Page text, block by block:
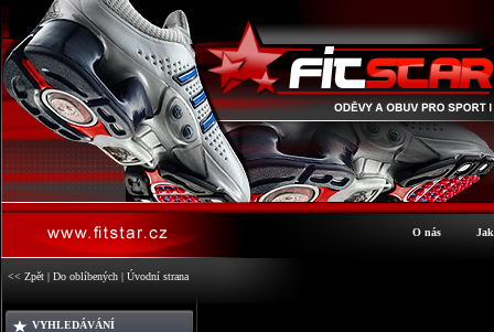
O nás
<< Zpět | Do oblíbených | Úvodní strana
VYHLEDÁVÁNÍ